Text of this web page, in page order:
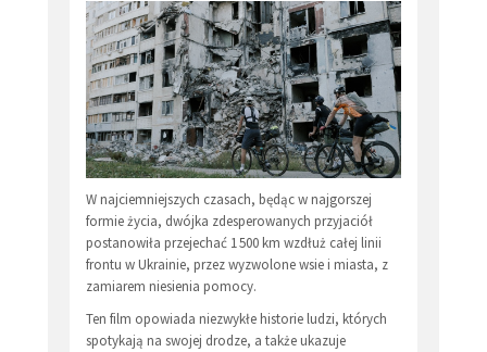
W najciemniejszych czasach, będąc w najgorszej
formie życia, dwójka zdesperowanych przyjaciół
postanowiła przejechać 1 500 km wzdłuż całej linii
frontu w Ukrainie, przez wyzwolone wsie i miasta, z
zamiarem niesienia pomocy.
Ten film opowiada niezwykłe historie ludzi, których
spotykają na swojej drodze, a także ukazuje